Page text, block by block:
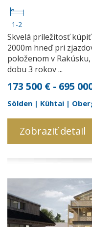
1-2
Skvelá príležitosť
2000m hneď pri
položenom v
dobu 3 rokov ...
173 500 € - 695
Sölden | Kühtai |
Zobraziť detail